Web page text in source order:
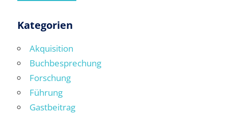
Kategorien
Akquisition
Buchbesprechung
Forschung
Führung
Gastbeitrag